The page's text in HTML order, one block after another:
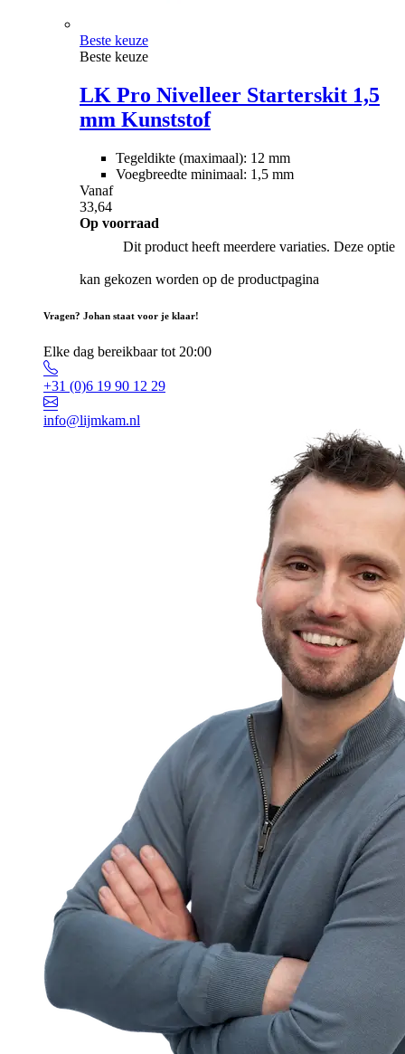
Beste keuze
Beste keuze
LK Pro Nivelleer Starterskit 1,5
mm Kunststof
Tegeldikte (maximaal): 12 mm
Voegbreedte minimaal: 1,5 mm
Vanaf
33,64
Op voorraad
Dit product heeft meerdere variaties. Deze optie
kan gekozen worden op de productpagina
Vragen? Johan staat voor je klaar!
Elke dag bereikbaar tot 20:00
+31 (0)6 19 90 12 29
info@lijmkam.nl